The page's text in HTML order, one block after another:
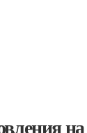
на